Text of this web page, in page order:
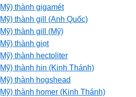
thành gigamét
thành gill (Anh Quốc)
thành gill (Mỹ)
thành giọt
thành hectoliter
thành hin (Kinh Thánh)
thành hogshead
thành homer (Kinh Thánh)